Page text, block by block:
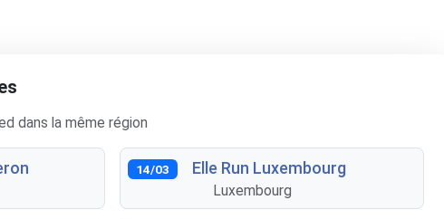
dans la même région
14/03 Elle Run Luxembourg
Luxembourg